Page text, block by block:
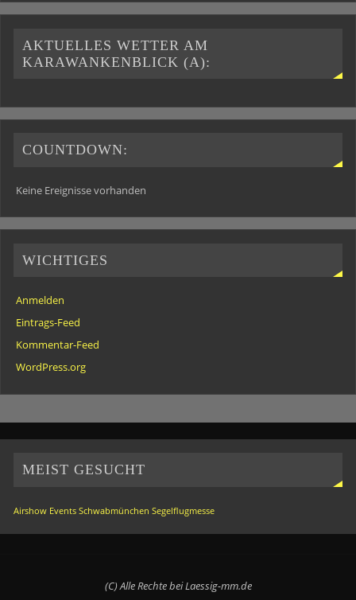
AKTUELLES WETTER AM
KARAWANKENBLICK (A):
COUNTDOWN:
Keine Ereignisse vorhanden
WICHTIGES
Anmelden
Eintrags-Feed
Kommentar-Feed
WordPress.org
MEIST GESUCHT
Airshow Events Schwabmünchen Segelflugmesse
(C) Alle Rechte bei Laessig-mm.de